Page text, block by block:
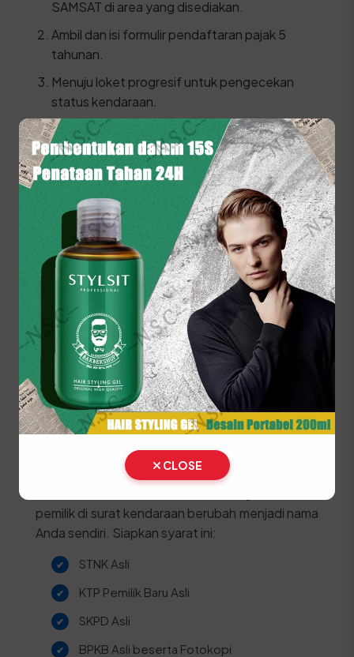
SAMSAT di area yang disediakan.
Ambil dan isi formulir pendaftaran pajak 5
tahunan.
Menuju loket progresif untuk pengecekan
status kendaraan.
Daftarkan kendaraan di loket daftar ulang 5
tahun dengan menyerahkan berkas dan hasil
cek fisik.
Lakukan pembayaran pajak dan biaya PNBP
pelat nomor di kasir.
Ambil STNK, SKPD, dan Plat Nomor (TNKB)
baru di loket penyerahan.
⚠️ Kendaraan fisik wajib dibawa langsung ke lokasi
SAMSAT untuk proses penggesekan nomor
rangka dan mesin oleh petugas berwenang.
Prosedur Balik Nama
Kendaraan Bekas (BBN II)
Jika Anda baru membeli kendaraan bekas, segera
lakukan proses Balik Nama (Bea Balik Nama
pemilik di surat kendaraan berubah menjadi nama
Anda sendiri. Siapkan syarat ini:
STNK Asli
KTP Pemilik Baru Asli
SKPD Asli
BPKB Asli beserta Fotokopi
CLOSE